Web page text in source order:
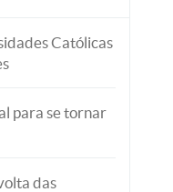
Católicas
para se tornar
das